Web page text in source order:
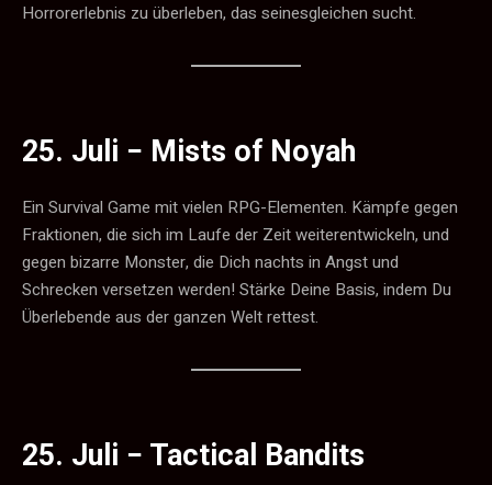
Horrorerlebnis zu überleben, das seinesgleichen sucht.
25. Juli − Mists of Noyah
Ein Survival Game mit vielen RPG-Elementen. Kämpfe gegen
Fraktionen, die sich im Laufe der Zeit weiterentwickeln, und
gegen bizarre Monster, die Dich nachts in Angst und
Schrecken versetzen werden! Stärke Deine Basis, indem Du
Überlebende aus der ganzen Welt rettest.
25. Juli − Tactical Bandits